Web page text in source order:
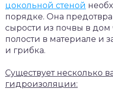
цокольной стеной
порядке. Она
сырости из почвы в
полости в материале и
и грибка.
Существует несколько
гидроизоляции: